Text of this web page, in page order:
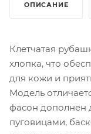
ОПИСАНИЕ
Клетчатая
хлопка, что
для кожи и
Модель
фасон дополнен
пуговицами,